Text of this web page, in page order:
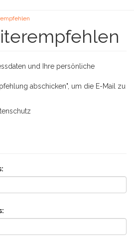
und Ihre persönliche
abschicken", um die E-Mail zu